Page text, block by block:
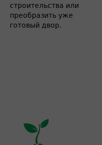
строительства или
преобразить уже
готовый двор.